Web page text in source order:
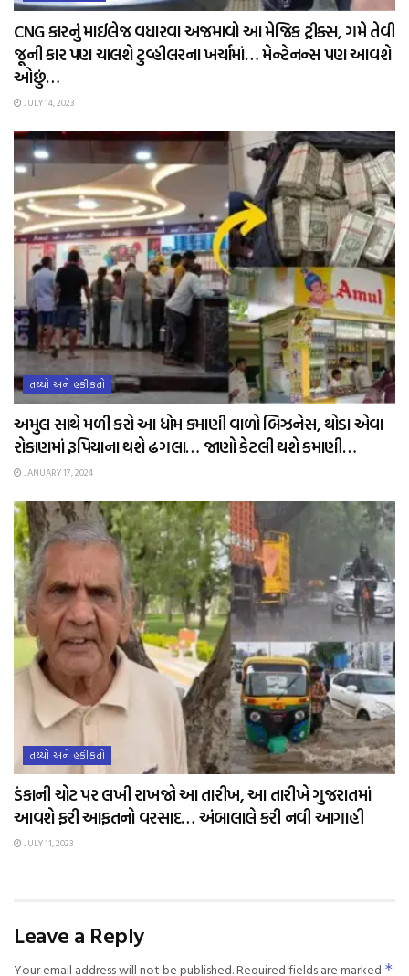
CNG કારનું માઈલેજ વધારવા અજમાવો આ મેજિક ટ્રીક્સ, ગમે તેવી
જૂની કાર પણ ચાલશે ટુવ્હીલરના ખર્ચામાં… મેન્ટેનન્સ પણ આવશે
ઓછું…
JULY 14, 2023
તથ્યો અને હકીકતો
અમુલ સાથે મળી કરો આ ધોમ કમાણી વાળો બિઝનેસ, થોડા એવા
રોકાણમાં રૂપિયાના થશે ઢગલા… જાણો કેટલી થશે કમાણી…
JANUARY 17, 2024
તથ્યો અને હકીકતો
ડંકાની ચોટ પર લખી રાખજો આ તારીખ, આ તારીખે ગુજરાતમાં
આવશે ફરી આફતનો વરસાદ… અંબાલાલે કરી નવી આગાહી
JULY 11, 2023
Leave a Reply
Your email address will not be published.Required fields are marked *